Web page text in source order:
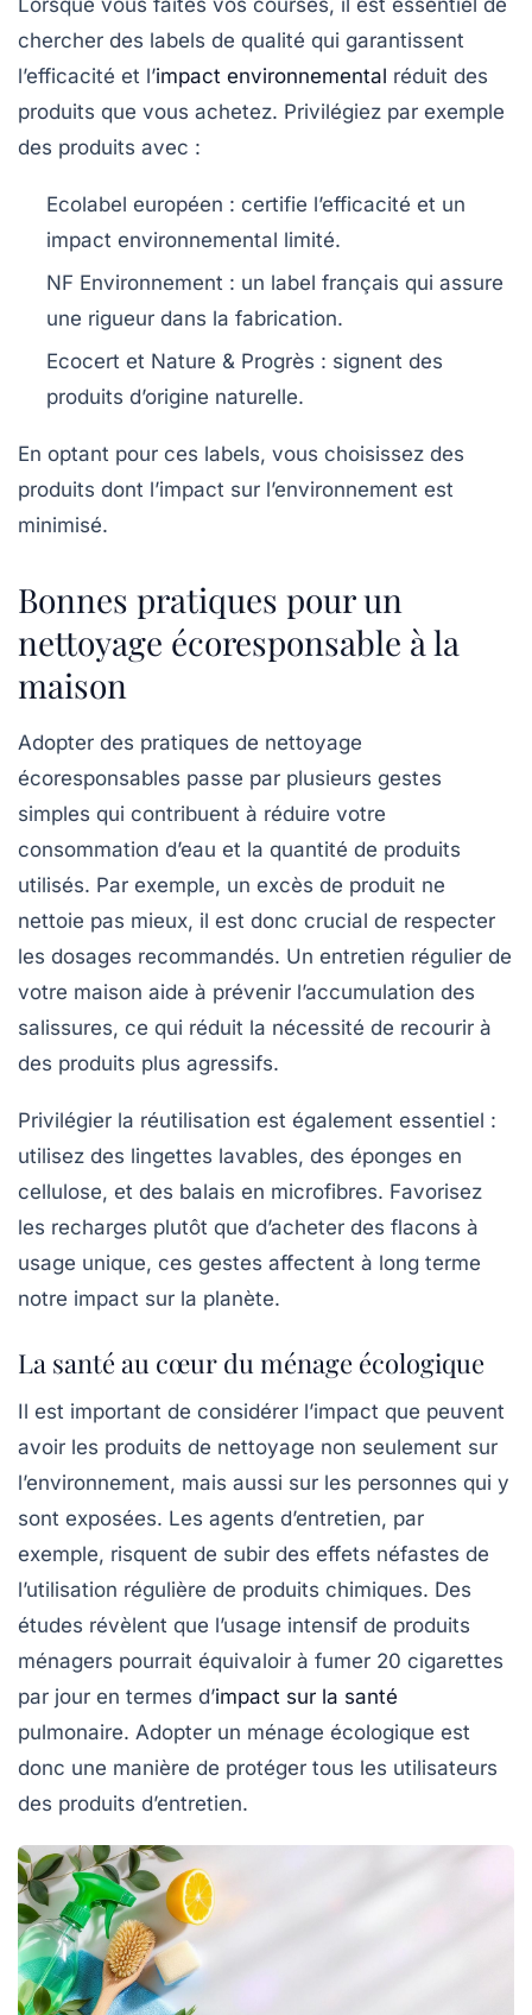
chercher des labels de qualité qui garantissent
l’efficacité et l’impact environnemental réduit des
produits que vous achetez. Privilégiez par exemple
des produits avec :
Ecolabel européen : certifie l’efficacité et un
impact environnemental limité.
NF Environnement : un label français qui assure
une rigueur dans la fabrication.
Ecocert et Nature & Progrès : signent des
produits d’origine naturelle.
En optant pour ces labels, vous choisissez des
produits dont l’impact sur l’environnement est
minimisé.
Bonnes pratiques pour un
nettoyage écoresponsable à la
maison
Adopter des pratiques de nettoyage
écoresponsables passe par plusieurs gestes
simples qui contribuent à réduire votre
consommation d’eau et la quantité de produits
utilisés. Par exemple, un excès de produit ne
nettoie pas mieux, il est donc crucial de respecter
les dosages recommandés. Un entretien régulier de
votre maison aide à prévenir l’accumulation des
salissures, ce qui réduit la nécessité de recourir à
des produits plus agressifs.
Privilégier la réutilisation est également essentiel :
utilisez des lingettes lavables, des éponges en
cellulose, et des balais en microfibres. Favorisez
les recharges plutôt que d’acheter des flacons à
usage unique, ces gestes affectent à long terme
notre impact sur la planète.
La santé au cœur du ménage écologique
Il est important de considérer l’impact que peuvent
avoir les produits de nettoyage non seulement sur
l’environnement, mais aussi sur les personnes qui y
sont exposées. Les agents d’entretien, par
exemple, risquent de subir des effets néfastes de
l’utilisation régulière de produits chimiques. Des
études révèlent que l’usage intensif de produits
ménagers pourrait équivaloir à fumer 20 cigarettes
par jour en termes d’impact sur la santé
pulmonaire. Adopter un ménage écologique est
donc une manière de protéger tous les utilisateurs
des produits d’entretien.